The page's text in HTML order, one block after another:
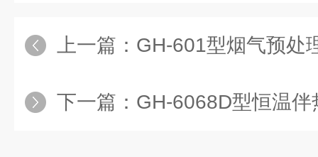
上一篇： GH-601型烟气预处
下一篇： GH-6068D型恒温